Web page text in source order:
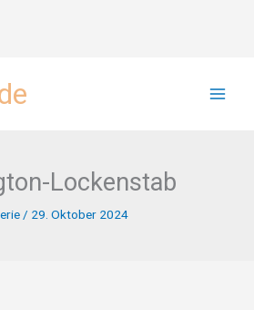
Lockenstab
/ 29. Oktober 2024